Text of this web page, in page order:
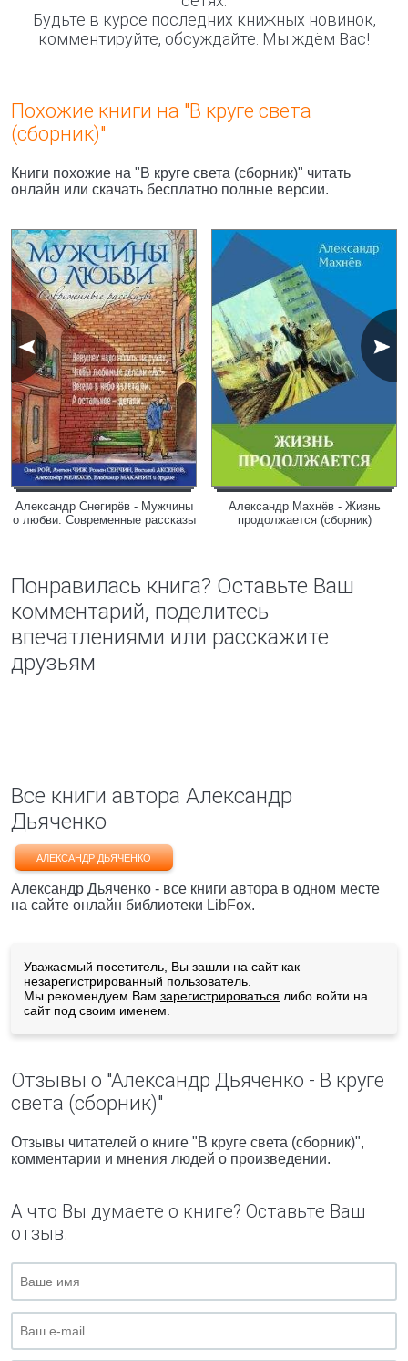
Будьте в курсе последних книжных новинок,
комментируйте, обсуждайте. Мы ждём Вас!
Похожие книги на "В круге света
(сборник)"
Книги похожие на "В круге света (сборник)" читать
онлайн или скачать бесплатно полные версии.
Александр Снегирёв - Мужчины
о любви. Современные рассказы
Александр Махнёв - Жизнь
продолжается (сборник)
Понравилась книга? Оставьте Ваш
комментарий, поделитесь
впечатлениями или расскажите
друзьям
Все книги автора Александр
Дьяченко
АЛЕКСАНДР ДЬЯЧЕНКО
Александр Дьяченко - все книги автора в одном месте
на сайте онлайн библиотеки LibFox.
Уважаемый посетитель, Вы зашли на сайт как
незарегистрированный пользователь.
Мы рекомендуем Вам зарегистрироваться либо войти на
сайт под своим именем.
Отзывы о "Александр Дьяченко - В круге
света (сборник)"
Отзывы читателей о книге "В круге света (сборник)",
комментарии и мнения людей о произведении.
А что Вы думаете о книге? Оставьте Ваш
отзыв.